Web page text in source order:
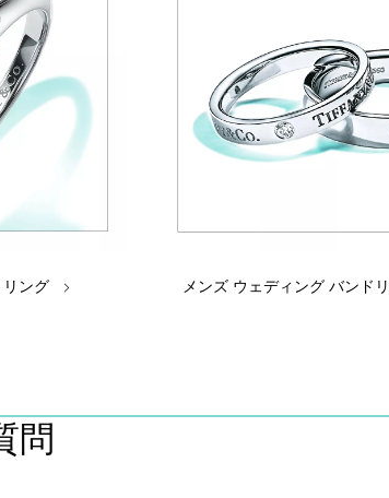
リング メンズ ウェディング バンド
問